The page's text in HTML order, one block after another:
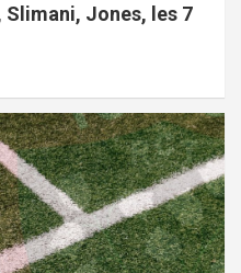
Slimani, Jones, les 7